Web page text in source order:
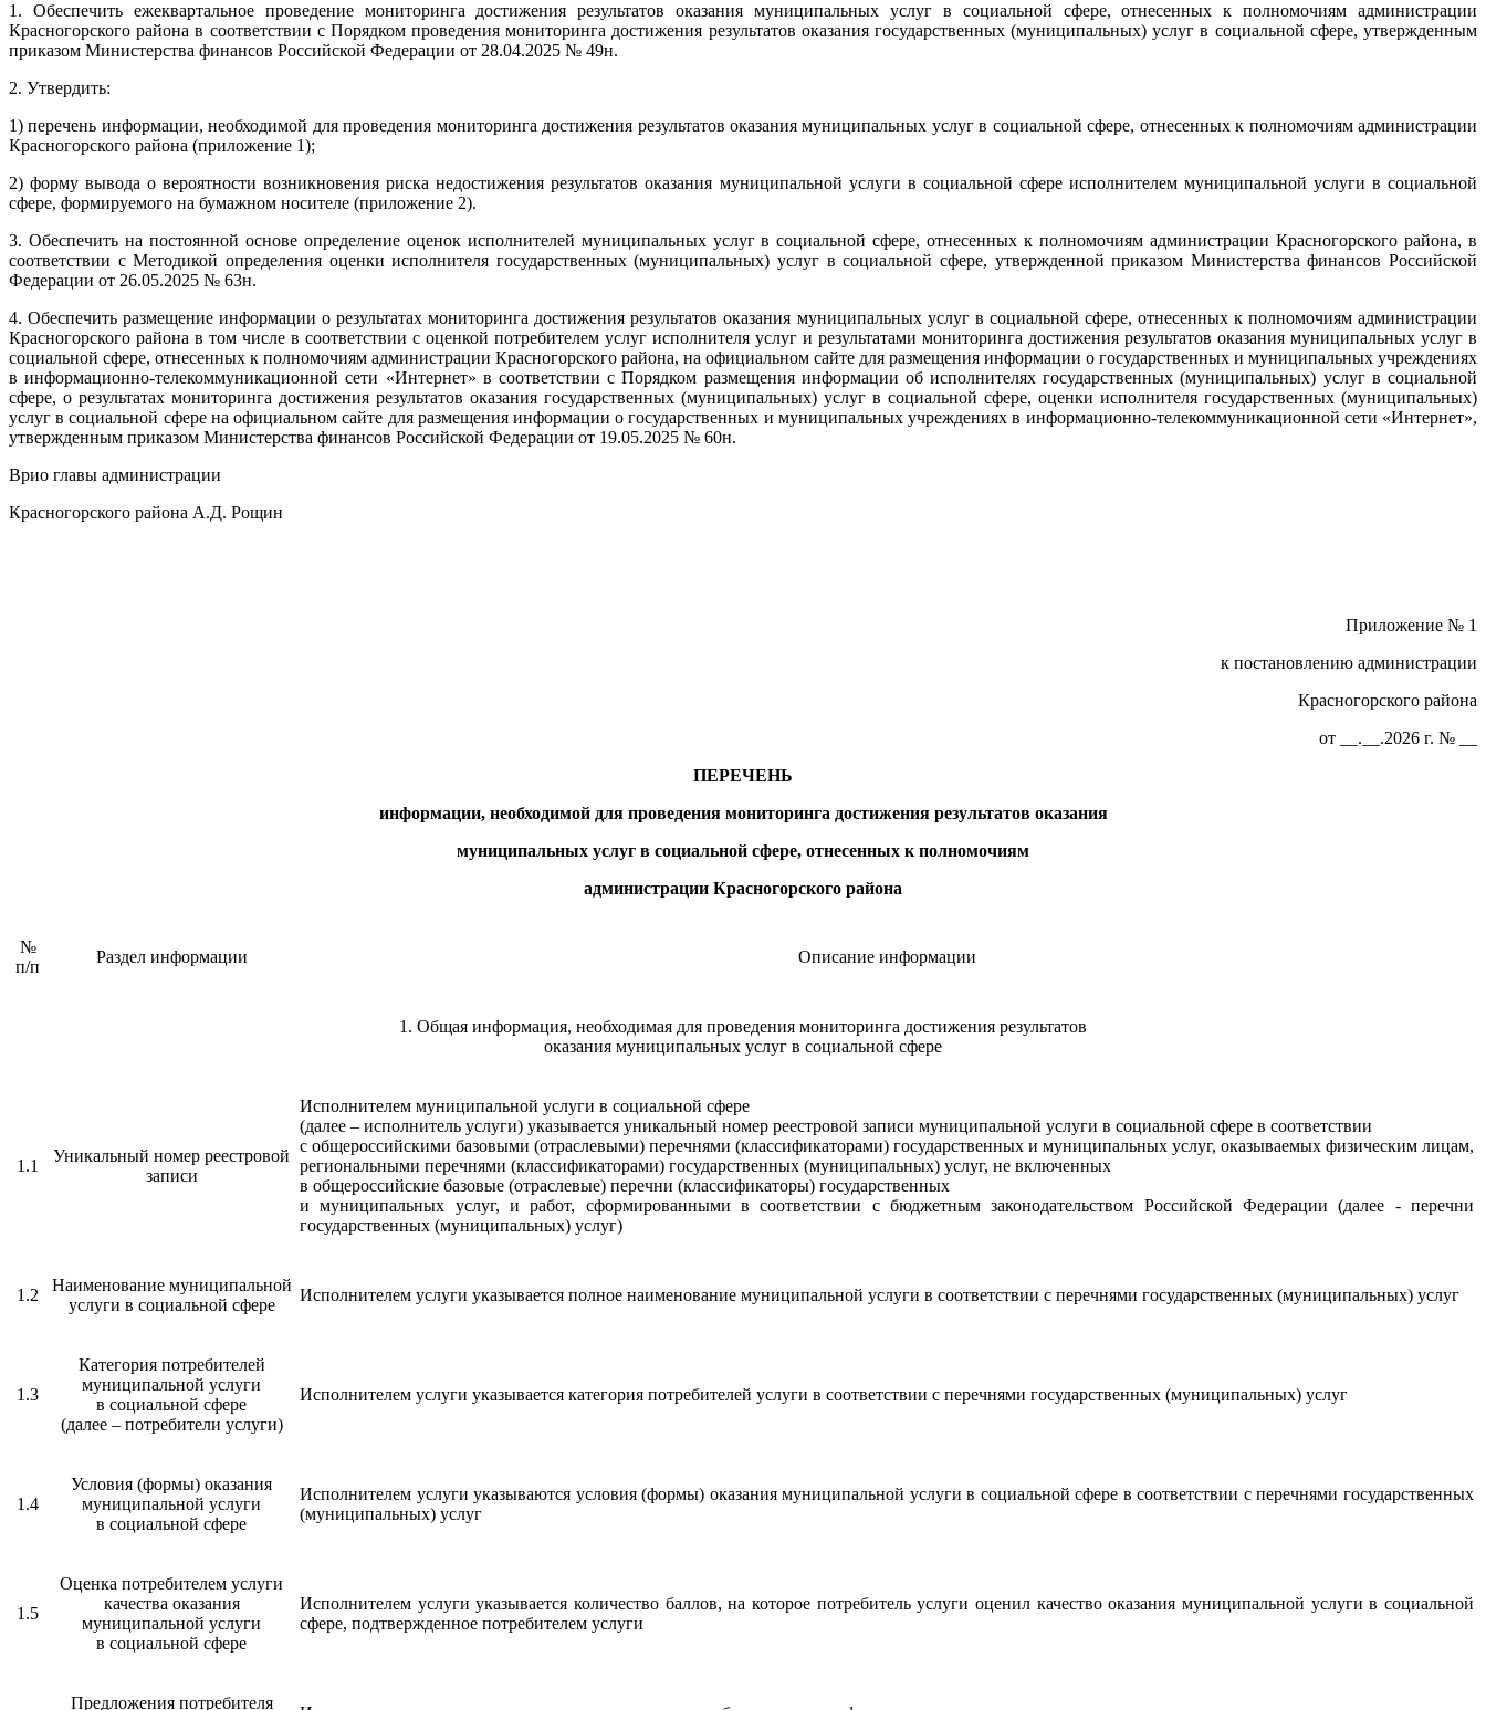
1. Обеспечить ежеквартальное проведение мониторинга достижения результатов оказания муниципальных услуг в социальной сфере, отнесенных к полномочиям администрации
Красногорского района в соответствии с Порядком проведения мониторинга достижения результатов оказания государственных (муниципальных) услуг в социальной сфере, утвержденным
приказом Министерства финансов Российской Федерации от 28.04.2025 № 49н.
2. Утвердить:
1) перечень информации, необходимой для проведения мониторинга достижения результатов оказания муниципальных услуг в социальной сфере, отнесенных к полномочиям администрации
Красногорского района (приложение 1);
2) форму вывода о вероятности возникновения риска недостижения результатов оказания муниципальной услуги в социальной сфере исполнителем муниципальной услуги в социальной
сфере, формируемого на бумажном носителе (приложение 2).
3. Обеспечить на постоянной основе определение оценок исполнителей муниципальных услуг в социальной сфере, отнесенных к полномочиям администрации Красногорского района, в
соответствии с Методикой определения оценки исполнителя государственных (муниципальных) услуг в социальной сфере, утвержденной приказом Министерства финансов Российской
Федерации от 26.05.2025 № 63н.
4. Обеспечить размещение информации о результатах мониторинга достижения результатов оказания муниципальных услуг в социальной сфере, отнесенных к полномочиям администрации
Красногорского района в том числе в соответствии с оценкой потребителем услуг исполнителя услуг и результатами мониторинга достижения результатов оказания муниципальных услуг в
социальной сфере, отнесенных к полномочиям администрации Красногорского района, на официальном сайте для размещения информации о государственных и муниципальных учреждениях
в информационно-телекоммуникационной сети «Интернет» в соответствии с Порядком размещения информации об исполнителях государственных (муниципальных) услуг в социальной
сфере, о результатах мониторинга достижения результатов оказания государственных (муниципальных) услуг в социальной сфере, оценки исполнителя государственных (муниципальных)
услуг в социальной сфере на официальном сайте для размещения информации о государственных и муниципальных учреждениях в информационно-телекоммуникационной сети «Интернет»,
утвержденным приказом Министерства финансов Российской Федерации от 19.05.2025 № 60н.
Врио главы администрации
Красногорского района А.Д. Рощин
Приложение № 1
к постановлению администрации
Красногорского района
от __.__.2026 г. № __
ПЕРЕЧЕНЬ
информации, необходимой для проведения мониторинга достижения результатов оказания
муниципальных услуг в социальной сфере, отнесенных к полномочиям
администрации Красногорского района
№
п/п
Раздел информации Описание информации
1. Общая информация, необходимая для проведения мониторинга достижения результатов
оказания муниципальных услуг в социальной сфере
1.1
Уникальный номер реестровой
записи
Исполнителем муниципальной услуги в социальной сфере
(далее – исполнитель услуги) указывается уникальный номер реестровой записи муниципальной услуги в социальной сфере в соответствии
с общероссийскими базовыми (отраслевыми) перечнями (классификаторами) государственных и муниципальных услуг, оказываемых физическим лицам,
региональными перечнями (классификаторами) государственных (муниципальных) услуг, не включенных
в общероссийские базовые (отраслевые) перечни (классификаторы) государственных
и муниципальных услуг, и работ, сформированными в соответствии с бюджетным законодательством Российской Федерации (далее - перечни
государственных (муниципальных) услуг)
1.2
Наименование муниципальной
услуги в социальной сфере
Исполнителем услуги указывается полное наименование муниципальной услуги в соответствии с перечнями государственных (муниципальных) услуг
1.3
Категория потребителей
муниципальной услуги
в социальной сфере
(далее – потребители услуги)
Исполнителем услуги указывается категория потребителей услуги в соответствии с перечнями государственных (муниципальных) услуг
1.4
Условия (формы) оказания
муниципальной услуги
в социальной сфере
Исполнителем услуги указываются условия (формы) оказания муниципальной услуги в социальной сфере в соответствии с перечнями государственных
(муниципальных) услуг
1.5
Оценка потребителем услуги
качества оказания
муниципальной услуги
в социальной сфере
Исполнителем услуги указывается количество баллов, на которое потребитель услуги оценил качество оказания муниципальной услуги в социальной
сфере, подтвержденное потребителем услуги
Предложения потребителя